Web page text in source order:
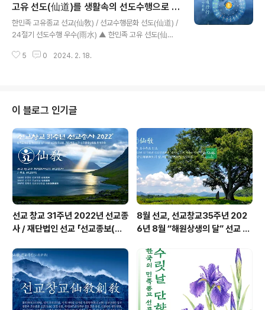
화선교수행대중이 24절기 하지(夏至)를 맞아 환인하느님
(桓因上帝)께서 내리시는 신성광명(神性光明)의 향훈아
래, 천지인합일 승선(天地人合一昇仙)의 선도(仙道)를
닦으며, 생무생일체 인류를 교화(敎化)하기를 기원한다.
하지(夏至)의 선도공법 천지율(天地律) 천지간(天地間)
고유 선도(仙道)를 생활속의 선도수행으로 대
중교화
한민족 고유종교 선교(仙敎) / 선교수행문화 선도(仙道) /
24절기 선도수행 우수(雨水) ▲ 한민족 고유 선도(仙道)
道) / 선교 창교주 취정원사님 선도법문 / "소생진(蘇生
일 자시(子時)에 수행하라. 동풍(東風)이 불어와 산천(産
川)에 봄비(春雨) 내리듯 유연하게 일어나 앉아 평정운(評
正韻)하고 인어수인(人於手印)하여 궐음활생(厥陰活
生)하니, 만물이 소생(蘇生)하듯 정기를 진작(振作)하여
목인간생(木仁肝生)하고, 하늘을 응시함에 청안(淸眼)의
순기(純氣)를 심중(心中..
5 0 2024. 2. 18.
이 블로그 인기글
선교 창교 31주년 2022년 선교종
사 / 재단법인 선교 「선교종보(仙
8월 선교, 선교창교35주년 202
6년 8월 “해원상생의 달” 선교 법